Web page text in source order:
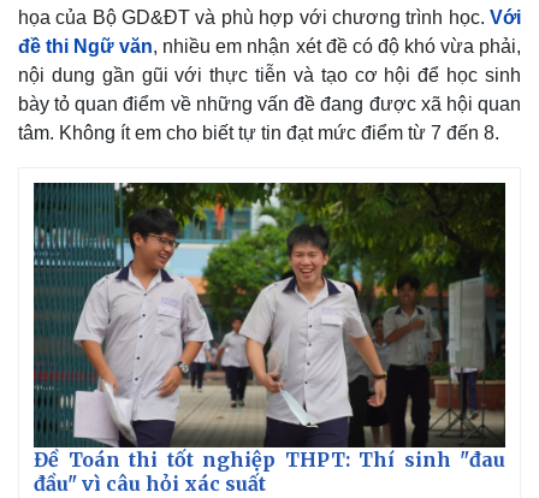
Thế giới
Quan sát
Cuộc sống đó đây
Hồ sơ
Multimedia
Video
Ảnh
E-Magazine
họa của Bộ GD&ĐT và phù hợp với chương trình học. Với
đề thi Ngữ văn, nhiều em nhận xét đề có độ khó vừa phải,
nội dung gần gũi với thực tiễn và tạo cơ hội để học sinh
bày tỏ quan điểm về những vấn đề đang được xã hội quan
tâm. Không ít em cho biết tự tin đạt mức điểm từ 7 đến 8.
Đề Toán thi tốt nghiệp THPT: Thí sinh "đau
đầu" vì câu hỏi xác suất